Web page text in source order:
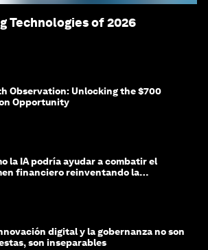
Technologies of 2026
Observation: Unlocking the $700
Opportunity
la IA podría ayudar a combatir el
financiero reinventando la
digital y la gobernanza no son
son inseparables